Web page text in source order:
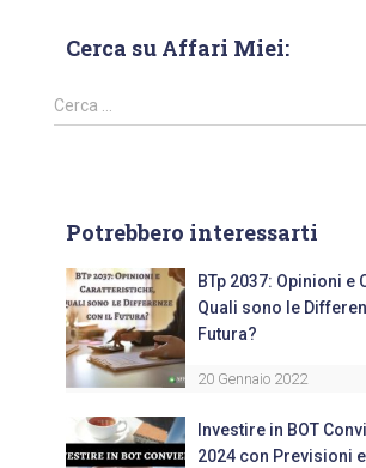
Cerca su Affari Miei:
Cerca …
Potrebbero interessarti
BTp 2037: Opinioni e
Quali sono le
Futura?
20 Gennaio 2022
Investire in BOT
2024 con Previsioni